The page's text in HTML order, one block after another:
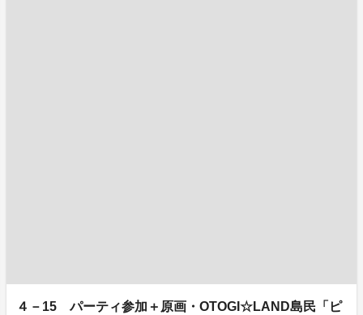
４－15 パーティ参加＋原画・OTOGI☆LAND島民「ピ